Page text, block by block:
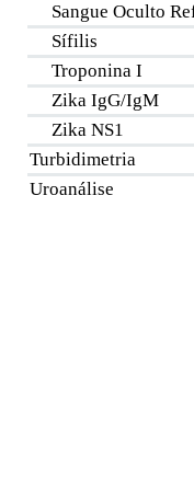
Sangue Oculto
Sífilis
Troponina I
Zika IgG/IgM
Zika NS1
Turbidimetria
Uroanálise